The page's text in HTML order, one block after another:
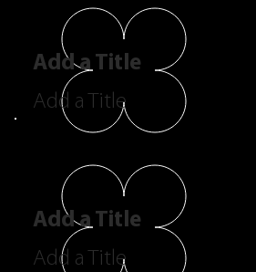
Add a Title
Add a Title
Add a Title
Add a Title